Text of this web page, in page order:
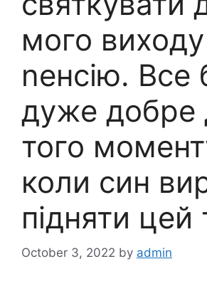
мого
nенсію. Все
дуже добре
того
коли син
підняти цей
October 3, 2022 by admin